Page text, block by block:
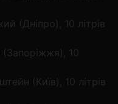
(Дніпро), 10 літрів
10
(Київ), 10 літрів